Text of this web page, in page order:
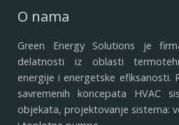
O nama
Green Energy Solutions je
delatnosti iz oblasti
energije i energetske efiksanosti.
savremenih koncepata HVAC
objekata, projektovanje sistema: